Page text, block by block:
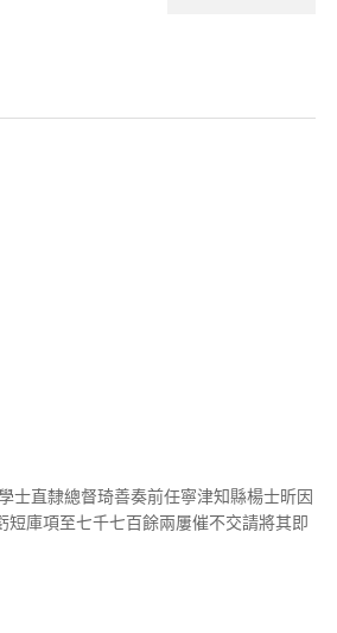
士直隸總督琦善奏前任寧津知縣楊士昕因
短庫項至七千七百餘兩屢催不交請將其即